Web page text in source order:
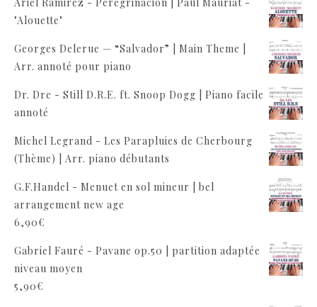
"Alouette"
Georges Delerue — “Salvador” | Main Theme |
Arr. annoté pour piano
Dr. Dre - Still D.R.E. ft. Snoop Dogg | Piano facile
annoté
Michel Legrand - Les Parapluies de Cherbourg
(Thème) | Arr. piano débutants
G.F.Handel - Menuet en sol mineur | bel
arrangement new age
6,90€
Gabriel Fauré - Pavane op.50 | partition adaptée
niveau moyen
5,90€